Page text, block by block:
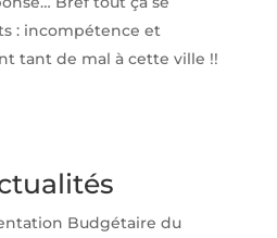
: incompétence et
tant de mal à cette ville !!
Budgétaire du